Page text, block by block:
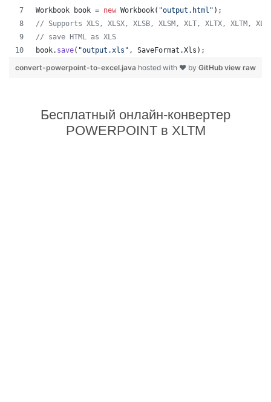
Workbook
book = new Workbook( "output.html" );
// Supports XLS, XLSX, XLSB, XLSM, XLT, XLTX, XLTM,
// save HTML as XLS
book. save( "output.xls" , SaveFormat .Xls );
view raw
convert-powerpoint-to-excel.java hosted with ❤ by GitHub
Бесплатный онлайн-конвертер
POWERPOINT в XLTM